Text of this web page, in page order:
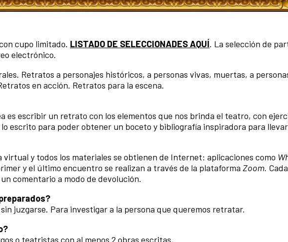
cupo limitado. LISTADO DE SELECCIONADES AQUÍ. La selección de
electrónico.
Retratos a personajes históricos, a personas vivas, muertas, a
en acción. Retratos para la escena.
es escribir un retrato con los elementos que nos brinda el teatro, con
escrito para poder obtener un boceto y bibliografía inspiradora para
virtual y todos los materiales se obtienen de Internet: aplicaciones como
y el último encuentro se realizan a través de la plataforma Zoom. Cada
comentario a modo de devolución.
juzgarse. Para investigar a la persona que queremos retratar.
o teatristas con al menos 2 obras escritas.